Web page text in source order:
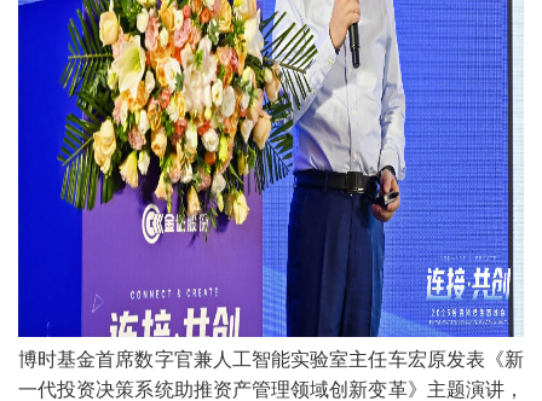
博时基金首席数字官兼人工智能实验室主任车宏原发表《新
一代投资决策系统助推资产管理领域创新变革》主题演讲，